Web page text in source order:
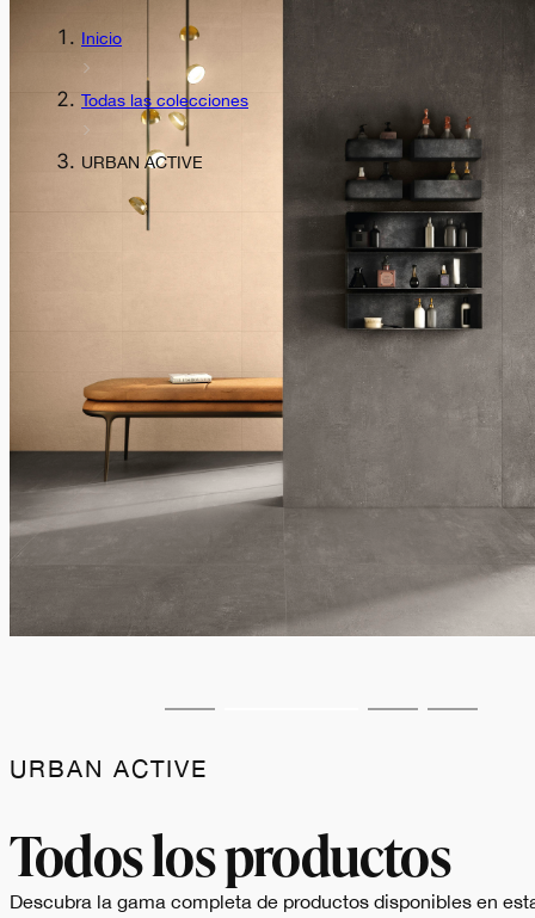
Inicio
Todas las colecciones
URBAN ACTIVE
URBAN ACTIVE
Todos los productos
Descubra la gama completa de productos disponibles en